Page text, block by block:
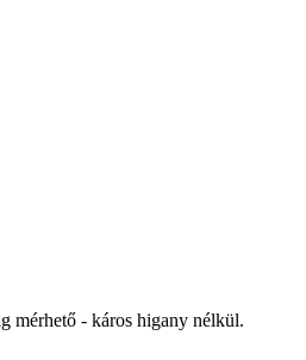
mérhető - káros higany nélkül.